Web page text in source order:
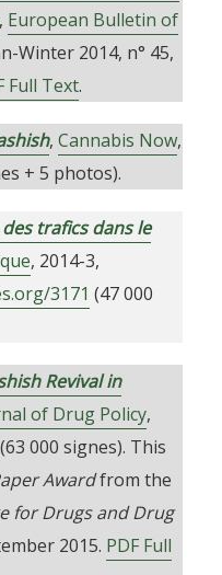
European Bulletin of
Winter 2014, n° 45,
Full Text.
, Cannabis Now,
+ 5 photos).
trafics dans le
, 2014-3,
3171 (47 000
Revival in
of Drug Policy,
000 signes). This
Awardfrom the
for Drugs and Drug
2015. PDF Full